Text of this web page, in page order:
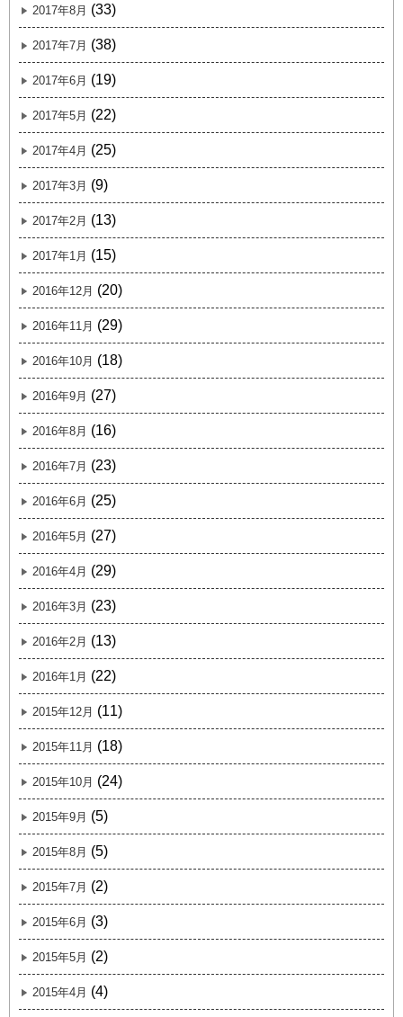
2017年8月 (33)
2017年7月 (38)
2017年6月 (19)
2017年5月 (22)
2017年4月 (25)
2017年3月 (9)
2017年2月 (13)
2017年1月 (15)
2016年12月 (20)
2016年11月 (29)
2016年10月 (18)
2016年9月 (27)
2016年8月 (16)
2016年7月 (23)
2016年6月 (25)
2016年5月 (27)
2016年4月 (29)
2016年3月 (23)
2016年2月 (13)
2016年1月 (22)
2015年12月 (11)
2015年11月 (18)
2015年10月 (24)
2015年9月 (5)
2015年8月 (5)
2015年7月 (2)
2015年6月 (3)
2015年5月 (2)
2015年4月 (4)